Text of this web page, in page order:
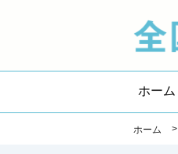
ホーム
ホーム >